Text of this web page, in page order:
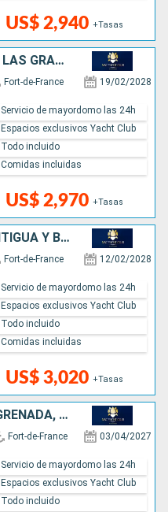
US$ 2,940 +Tasas
BARBADOS, SAN VINCENT Y LAS GRANADINAS, TRINIDAD Y TOBAGO, GRENADA
Fort-de-France 19/02/2028
US$ 2,970 +Tasas
Servicio de mayordomo las 24h
Espacios exclusivos Yacht Club
Todo incluido
Comidas incluidas
DOMINICA, SAN MARTÍN, ANTIGUA Y BARBUDA
Fort-de-France 12/02/2028
US$ 3,020 +Tasas
Servicio de mayordomo las 24h
Espacios exclusivos Yacht Club
Todo incluido
Comidas incluidas
SANTA LUCIA, BARBADOS, GRENADA, SAN VINCENT Y LAS GRANADINAS
Fort-de-France 03/04/2027
Servicio de mayordomo las 24h
Espacios exclusivos Yacht Club
Todo incluido